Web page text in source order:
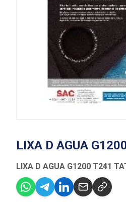
LIXA D AGUA
LIXA D AGUA G1200 T241